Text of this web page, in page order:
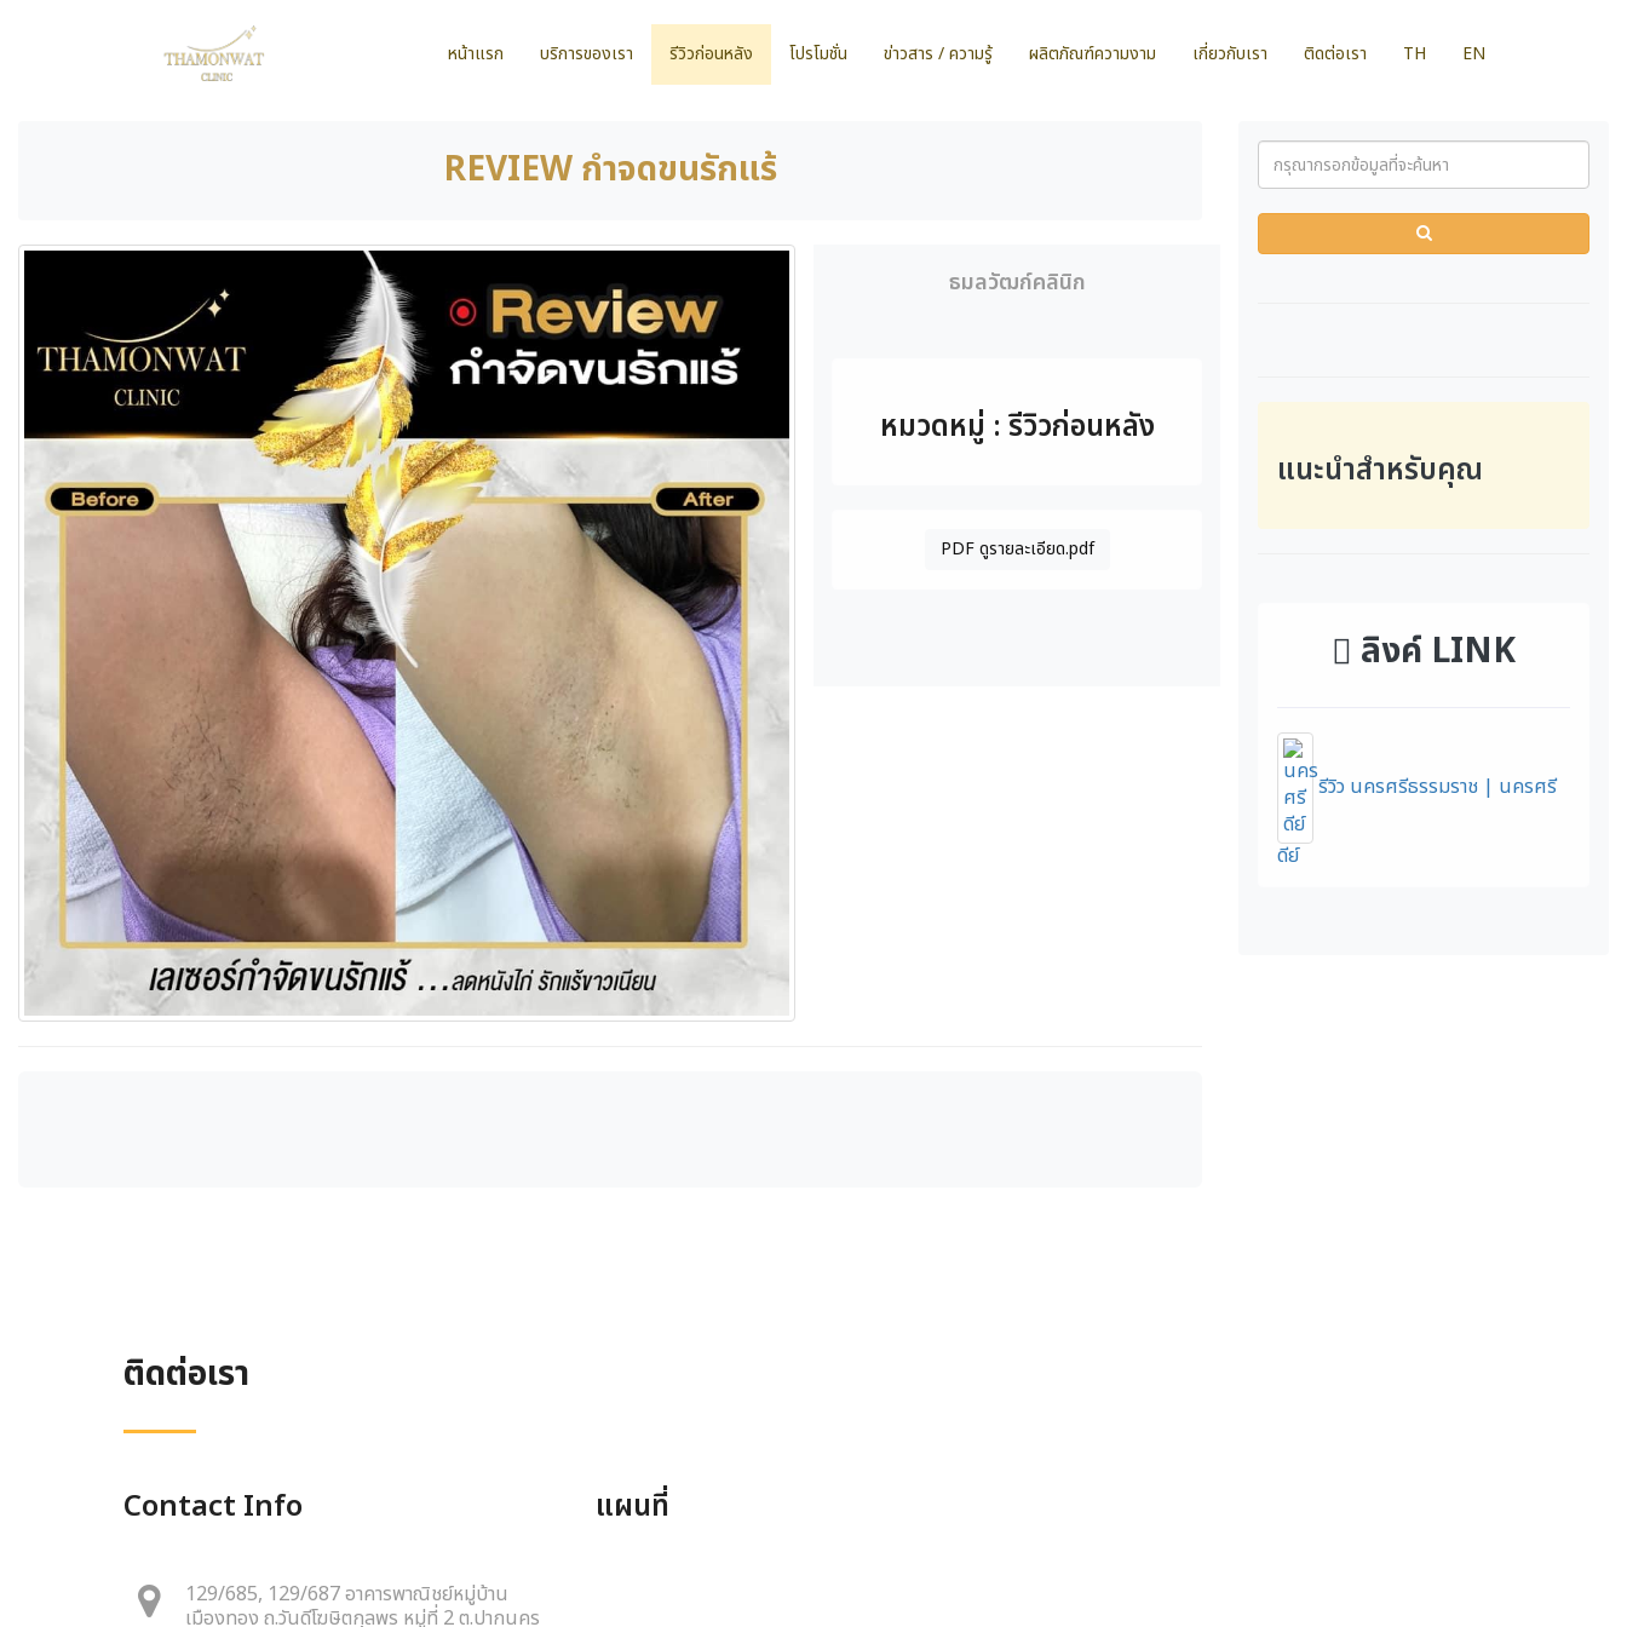
หน้าแรก บริการของเรา รีวิวก่อนหลัง โปรโมชั่น ข่าวสาร / ความรู้ ผลิตภัณฑ์ความงาม เกี่ยวกับเรา ติดต่อเรา TH EN
REVIEW กำจดขนรักแร้
ธมลวัฒก์คลินิก
หมวดหมู่ : รีวิวก่อนหลัง
PDF ดูรายละเอียด.pdf
แนะนำสำหรับคุณ
ลิงค์ LINK
รีวิว นครศรีธรรมราช | นครศรี
ดีย์
ติดต่อเรา
Contact Info
129/685, 129/687 อาคารพาณิชย์หมู่บ้าน
เมืองทอง ถ.วันดีโฆษิตกุลพร หมู่ที่ 2 ต.ปากนคร
แผนที่